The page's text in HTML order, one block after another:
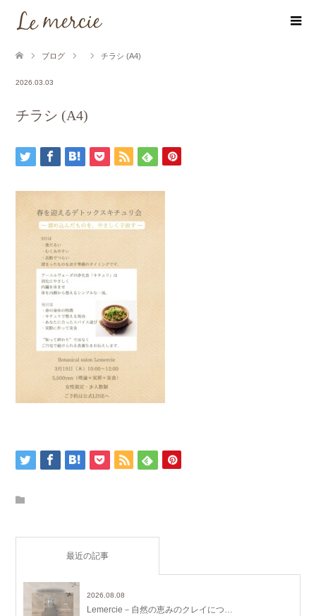
ブログ チラシ (A4)
2026.03.03
チラシ (A4)
最近の記事
2026.08.08
Lemercie－自然の恵みのクレイにつ…